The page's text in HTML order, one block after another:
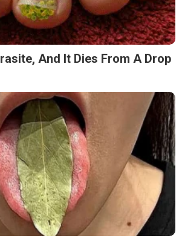
And It Dies From A Drop